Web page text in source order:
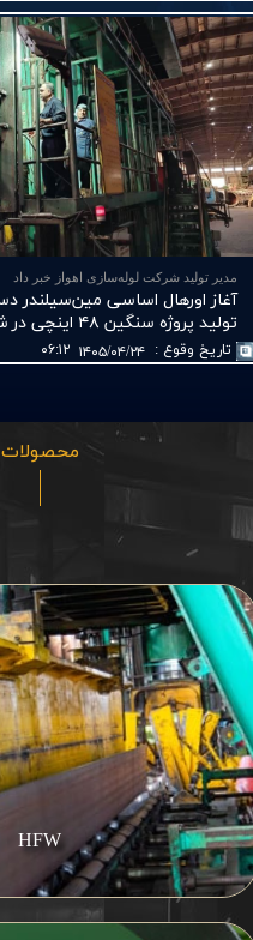
مدیر تولید شرکت لوله‌سازی اهواز خبر داد
تولید پروژه سنگین ۴۸ اینچی در شرایط جنگی
تاريخ وقوع : ۱۴۰۵/۰۴/۲۴ ۰۶:۱۲
محصولات
HFW